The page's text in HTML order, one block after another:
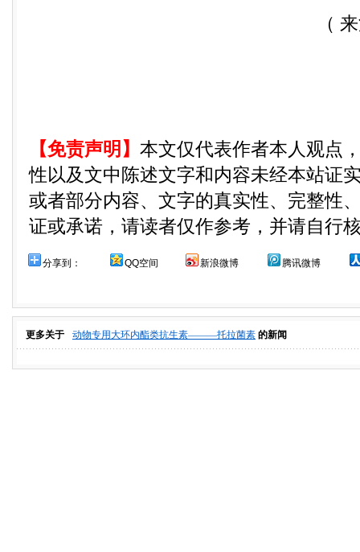
（ 来
【免责声明】 本文仅代表作者本人观点
性以及文中陈述文字和内容未经本站证
或者部分内容、文字的真实性、完整性
证或承诺，请读者仅作参考，并请自行
分享到： QQ空间 新浪微博 腾讯微博
更多关于 动物专用大环内酯类抗生素———托拉菌素 的新闻